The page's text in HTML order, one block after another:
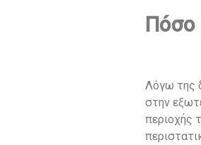
Πόσο
Λόγω της
στην
περιοχής